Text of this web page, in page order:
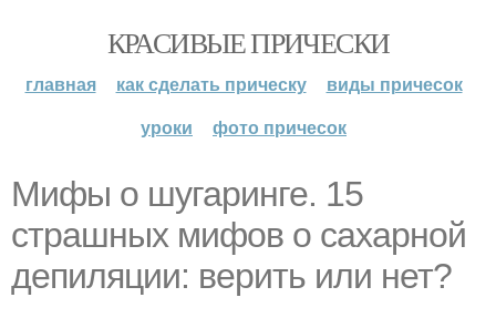
КРАСИВЫЕ ПРИЧЕСКИ
главная как сделать прическу
виды причесок
уроки
фото причесок
Мифы о шугаринге. 15
страшных мифов о сахарной
депиляции: верить или нет?